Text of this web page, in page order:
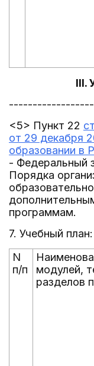
III.
<5> Пункт 22
от 29 декабря
образовании в
- Федеральный
Порядка
программам.
7. Учебный план:
N
п/п
модулей,
разделов